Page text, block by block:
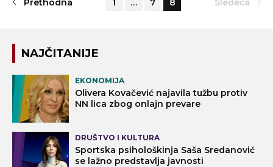
NAJČITANIJE
EKONOMIJA
Olivera Kovačević najavila tužbu protiv
NN lica zbog onlajn prevare
DRUŠTVO I KULTURA
Sportska psihološkinja Saša Sredanović
se lažno predstavlja javnosti